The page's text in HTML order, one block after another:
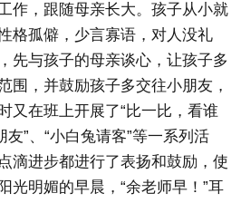
作，跟随母亲长大。孩子从小就
格孤僻，少言寡语，对人没礼
先与孩子的母亲谈心，让孩子多
围，并鼓励孩子多交往小朋友，
又在班上开展了“比一比，看谁
友”、“小白兔请客”等一系列活
滴进步都进行了表扬和鼓励，使
光明媚的早晨，“余老师早！”耳